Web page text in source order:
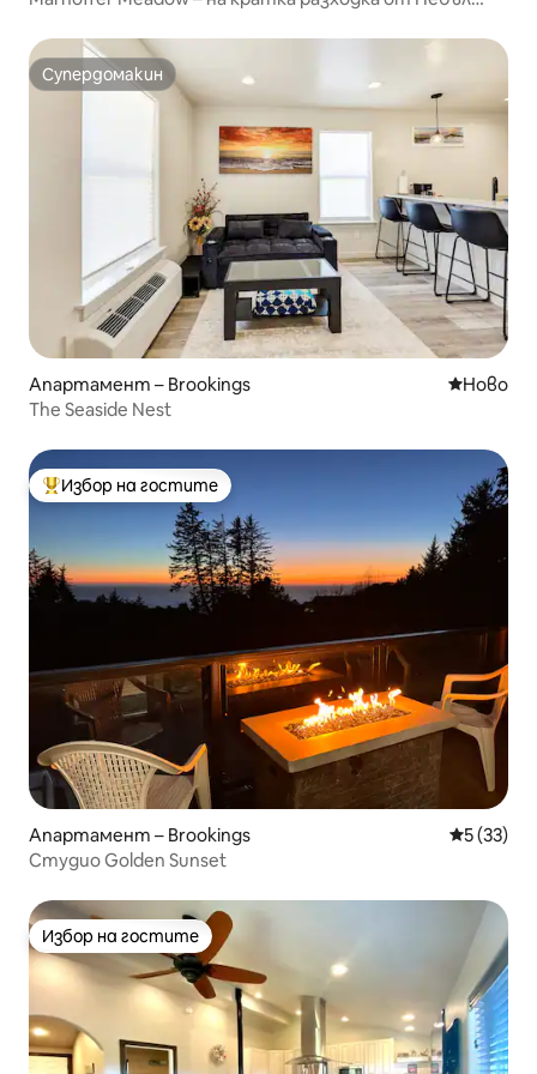
Супердомакин
Супердомакин
Апартамент – Brookings Ново
Ново
The Seaside Nest
Най-популярен избор на гостите
Избор на гостите
Апартамент – Brookings Средна
5 (33)
Студио Golden Sunset
Избор на гостите
Избор на гостите